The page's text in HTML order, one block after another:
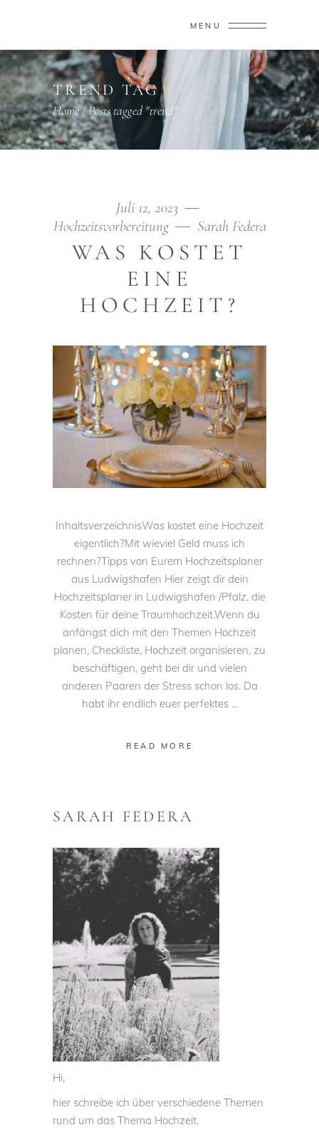
MENU
TREND TAG
Home/Posts tagged "trend"
Juli 12, 2023
Hochzeitsvorbereitung
Sarah Federa
WAS KOSTET
EINE
HOCHZEIT?
InhaltsverzeichnisWas kostet eine Hochzeit
eigentlich?Mit wieviel Geld muss ich
rechnen?Tipps von Eurem Hochzeitsplaner
aus Ludwigshafen Hier zeigt dir dein
Hochzeitsplaner in Ludwigshafen /Pfalz, die
Kosten für deine Traumhochzeit.Wenn du
anfängst dich mit den Themen Hochzeit
planen, Checkliste, Hochzeit organisieren, zu
beschäftigen, geht bei dir und vielen
anderen Paaren der Stress schon los. Da
habt ihr endlich euer perfektes
READ MORE
SARAH FEDERA
Hi,
hier schreibe ich über verschiedene Themen
rund um das Thema Hochzeit.